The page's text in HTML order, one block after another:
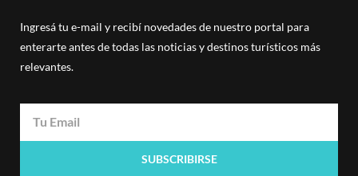
Ingresá tu e-mail y recibí novedades de nuestro portal para
enterarte antes de todas las noticias y destinos turísticos más
relevantes.
SUBSCRIBIRSE